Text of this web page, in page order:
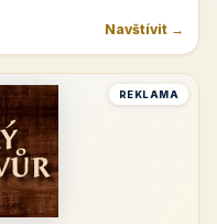
Navštívit →
REKLAMA